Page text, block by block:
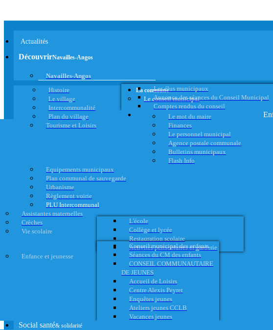
Actualités
DécouvrirNavailles-Angos
Navailles-Angos
Histoire
Le village
Intercommunalité
Plan du village
Tourisme et Loisirs
La commune
Le conseil municipal
Les élus municipaux
Annonce des séances du Conseil Municipal
Comptes rendus du conseil
Le mot du maire
Finances
Le personnel municipal
Agence postale communale
Bulletins municipaux
Flash Info
Equipements municipaux
Plan communal de sauvegarde
Urbanisme
Règlement voirie
PLU Intercommunal
Assistantes maternelles
Crèches
Vie scolaire
L'école
Collège et lycée
Restauration scolaire
Activités périscolaires et garderie
Enfance et jeunesse
Conseil municipal des enfants
Séances du CM des enfants
CONSEIL COMMUNAUTAIRE
DE JEUNES
Accueil de Loisirs
Centre Alexis Peyret
Enquêtes jeunes
Ateliers jeunes CCLB
Vacances jeunes
Social santé& solidarité